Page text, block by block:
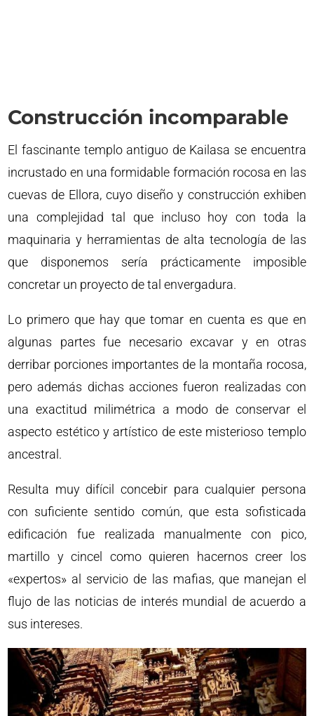
Construcción incomparable
El fascinante templo antiguo de Kailasa se encuentra
incrustado en una formidable formación rocosa en las
cuevas de Ellora, cuyo diseño y construcción exhiben
una complejidad tal que incluso hoy con toda la
maquinaria y herramientas de alta tecnología de las
que disponemos sería prácticamente imposible
concretar un proyecto de tal envergadura.
Lo primero que hay que tomar en cuenta es que en
algunas partes fue necesario excavar y en otras
derribar porciones importantes de la montaña rocosa,
pero además dichas acciones fueron realizadas con
una exactitud milimétrica a modo de conservar el
aspecto estético y artístico de este misterioso templo
ancestral.
Resulta muy difícil concebir para cualquier persona
con suficiente sentido común, que esta sofisticada
edificación fue realizada manualmente con pico,
martillo y cincel como quieren hacernos creer los
«expertos» al servicio de las mafias, que manejan el
flujo de las noticias de interés mundial de acuerdo a
sus intereses.